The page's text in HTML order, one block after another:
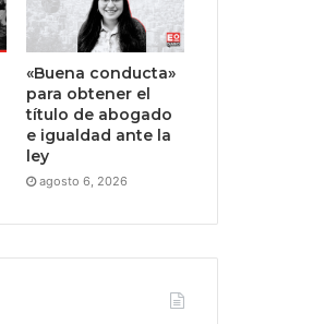
«Buena conducta»
para obtener el
título de abogado
e igualdad ante la
ley
agosto 6, 2026